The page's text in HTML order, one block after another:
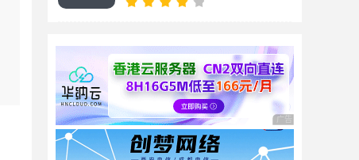
广告 商业广告，理性